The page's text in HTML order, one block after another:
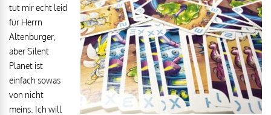
tut mir echt leid
für Herrn
Altenburger,
aber Silent
Planet ist
einfach sowas
von nicht
meins. Ich will